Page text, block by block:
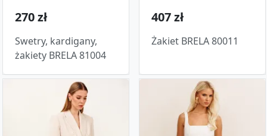
270 zł
Swetry, kardigany,
żakiety BRELA 81004
407 zł
Żakiet BRELA 80011